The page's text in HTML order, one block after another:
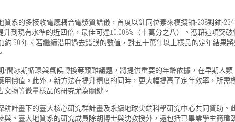
系的多接收電感耦合電漿質譜儀，首度以釷同位素來模擬鈾-238對鈾-
到現有水準的近四倍，最佳可達±0.008%（十萬分之八）。憑藉這項突
約 50 年。若繼續沿用過去錯誤的數值，對五十萬年以上樣品的定年結果
間冰期循環與氣候轉換等艱難議題，將提供重要的年齡依據，在早期人
價值。此外，新方法在提升精度的同時，更大幅提高了定年效率，所需
物等微量樣品的研究尤為關鍵。
計畫下的臺大核心研究群計畫及永續地球尖端科學研究中心共同資助。
與。臺大地質系的研究成員除胡博士與沈教授外，還包括已畢業學生簡瑋